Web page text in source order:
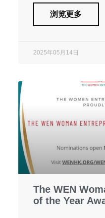
浏览更多
2025年05月14日
The WEN
of the Year